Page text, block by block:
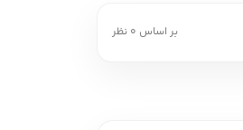
بر اساس 0 نظر